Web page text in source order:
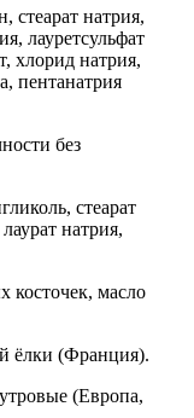
стеарат натрия,
лауретсульфат
хлорид натрия,
пентанатрия
без
стеарат
натрия,
косточек, масло
ёлки (Франция).
(Европа,